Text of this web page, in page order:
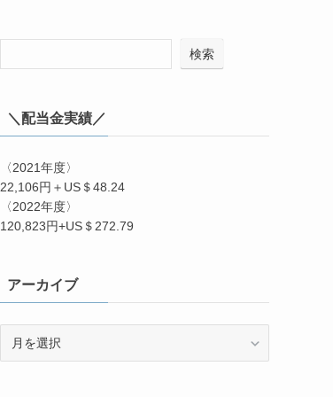
検索
＼配当金実績／
〈2021年度〉
22,106円＋US＄48.24
〈2022年度〉
120,823円+US＄272.79
アーカイブ